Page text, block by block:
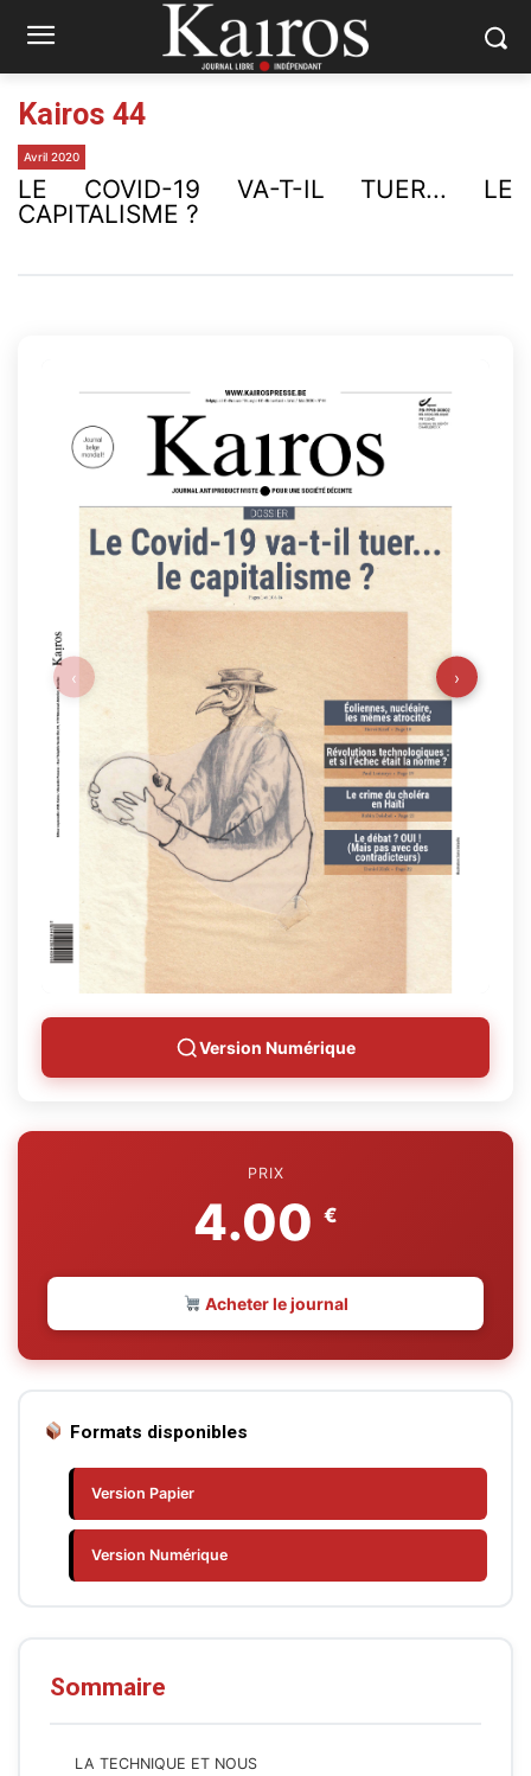
Kairos 44
Avril 2020
LE COVID-19 VA-T-IL TUER... LE
CAPITALISME ?
‹ ›
Version Numérique
PRIX
4.00 €
Acheter le journal
Formats disponibles
Version Papier
Version Numérique
Sommaire
LA TECHNIQUE ET NOUS